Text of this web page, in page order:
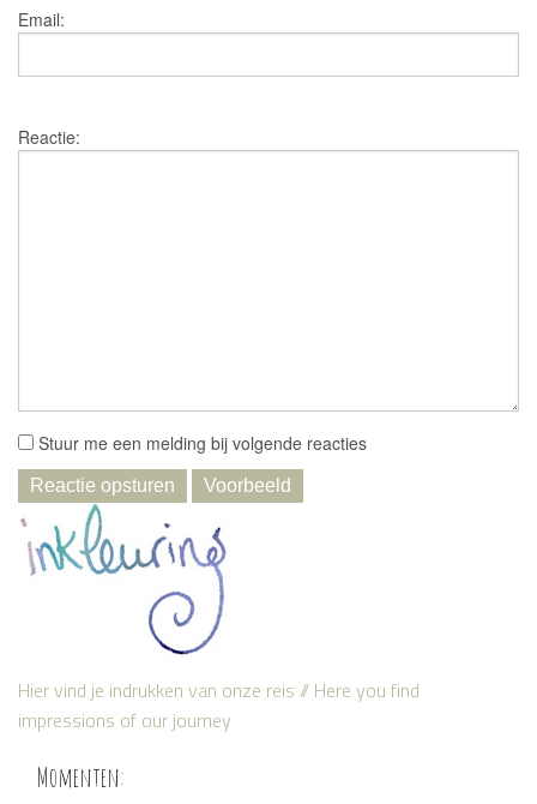
Email:
Reactie:
Stuur me een melding bij volgende reacties
Hier vind je indrukken van onze reis // Here you find
impressions of our journey
Momenten: